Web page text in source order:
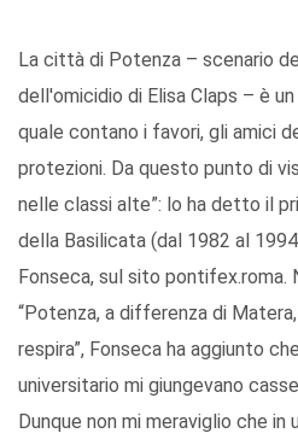
La città di Potenza – scenario
dell'omicidio di Elisa Claps – è
quale contano i favori, gli amici
protezioni. Da questo punto di
nelle classi alte”: lo ha detto il
della Basilicata (dal 1982 al
Fonseca, sul sito pontifex.roma.
“Potenza, a differenza di
respira”, Fonseca ha aggiunto
universitario mi giungevano
Dunque non mi meraviglio che